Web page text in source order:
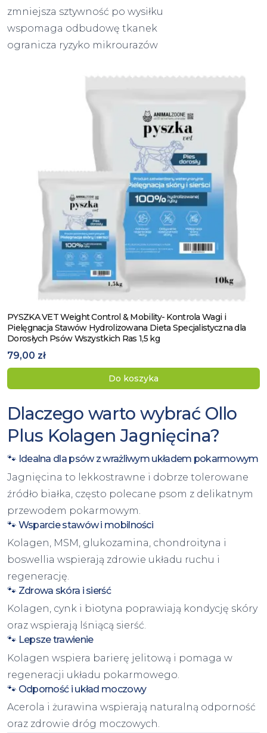
zmniejsza sztywność po wysiłku
wspomaga odbudowę tkanek
ogranicza ryzyko mikrourazów
Zobacz produkt
PYSZKA VET Weight Control & Mobility- Kontrola Wagi i
Pielęgnacja Stawów Hydrolizowana Dieta Specjalistyczna dla
Dorosłych Psów Wszystkich Ras 1,5 kg
79,00 zł
Do koszyka
Dlaczego warto wybrać Ollo
Plus Kolagen Jagnięcina?
🐾 Idealna dla psów z wrażliwym układem pokarmowym
Jagnięcina to lekkostrawne i dobrze tolerowane
źródło białka, często polecane psom z delikatnym
przewodem pokarmowym.
🐾 Wsparcie stawów i mobilności
Kolagen, MSM, glukozamina, chondroityna i
boswellia wspierają zdrowie układu ruchu i
regenerację.
🐾 Zdrowa skóra i sierść
Kolagen, cynk i biotyna poprawiają kondycję skóry
oraz wspierają lśniącą sierść.
🐾 Lepsze trawienie
Kolagen wspiera barierę jelitową i pomaga w
regeneracji układu pokarmowego.
🐾 Odporność i układ moczowy
Acerola i żurawina wspierają naturalną odporność
oraz zdrowie dróg moczowych.